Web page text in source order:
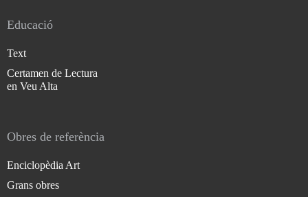
Educació
Text
Certamen de Lectura
en Veu Alta
Obres de referència
Enciclopèdia Art
Grans obres